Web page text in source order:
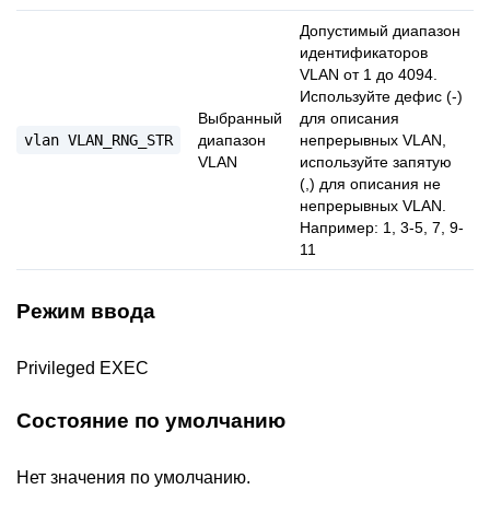
vlan VLAN_RNG_STR
Выбранный
диапазон
VLAN
Допустимый диапазон
идентификаторов
VLAN от 1 до 4094.
Используйте дефис (-)
для описания
непрерывных VLAN,
используйте запятую
(,) для описания не
непрерывных VLAN.
Например: 1, 3-5, 7, 9-
11
Режим ввода
Privileged EXEC
Состояние по умолчанию
Нет значения по умолчанию.